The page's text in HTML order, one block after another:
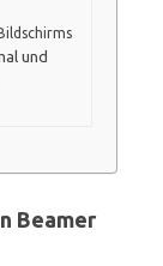
und
Beamer